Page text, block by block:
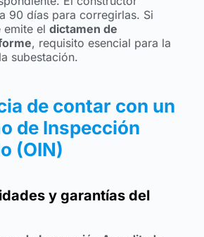
90 días para corregirlas. Si
el dictamen de
, requisito esencial para la
subestación.
de contar con un
de Inspección
(OIN)
y garantías del